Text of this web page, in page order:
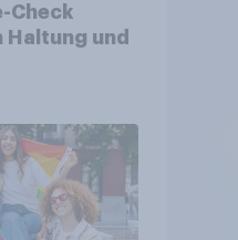
Check
und